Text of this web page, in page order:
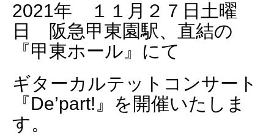
2021年 １１月２７日土曜
日 阪急甲東園駅、直結の
『甲東ホール』にて
ギターカルテットコンサート
『De’part!』を開催いたしま
す。